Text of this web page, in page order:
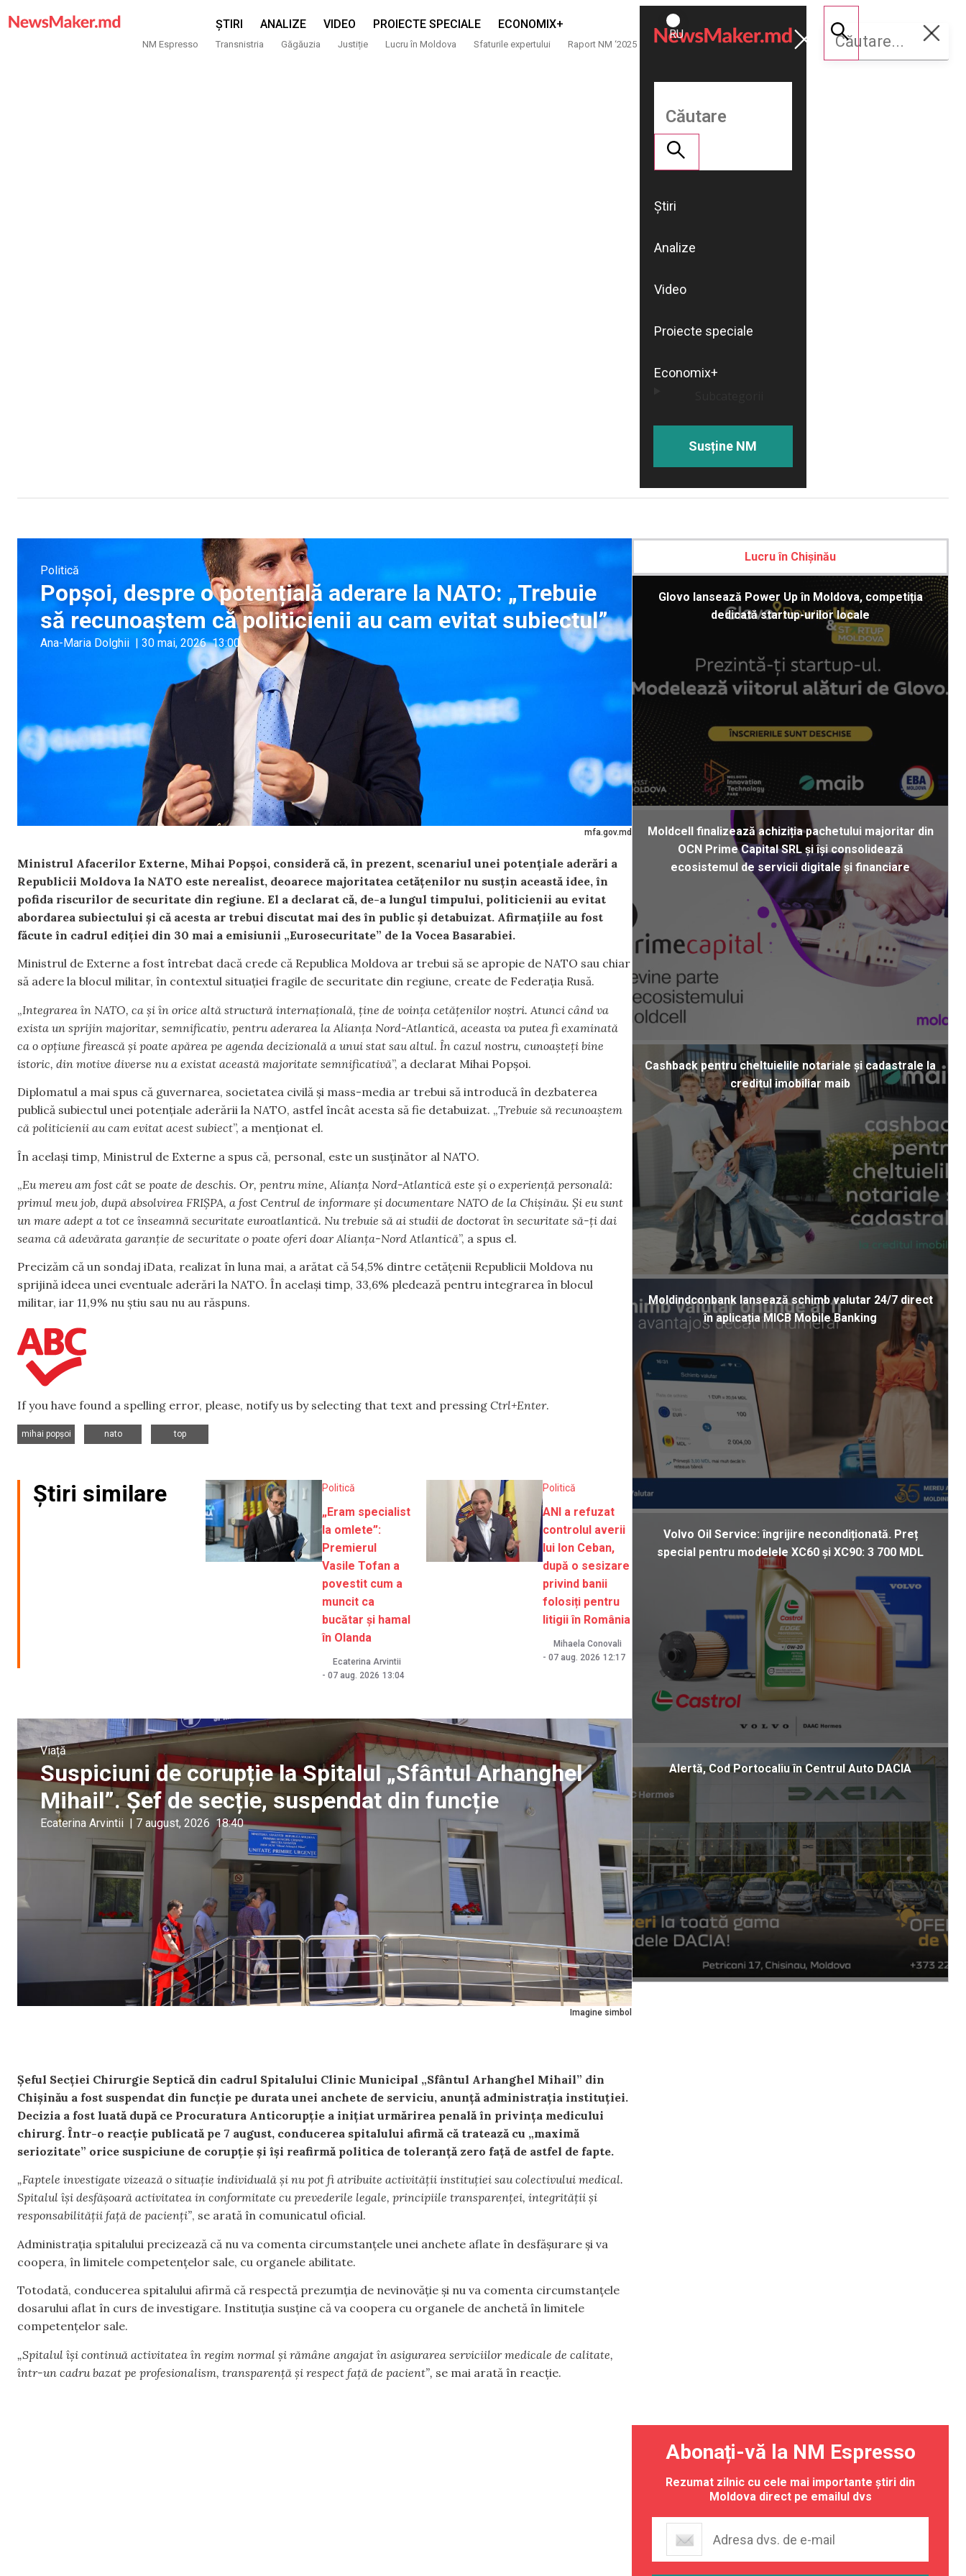
ȘTIRI ANALIZE VIDEO PROIECTE SPECIALE ECONOMIX+
NM Espresso Transnistria Găgăuzia Justiție Lucru în Moldova Sfaturile expertului Raport NM ‘2025
ROMÂNĂ
RU
Susține
NM
Știri
Analize
Video
Proiecte speciale
Economix+
Susține NM
mfa.gov.md
Politică
Popșoi, despre o potențială aderare la NATO: „Trebuie
să recunoaștem că politicienii au cam evitat subiectul”
Ana-Maria Dolghii | 30 mai, 2026 13:00
Ministrul Afacerilor Externe, Mihai Popșoi, consideră că, în prezent, scenariul unei potențiale aderări a
Republicii Moldova la NATO este nerealist, deoarece majoritatea cetățenilor nu susțin această idee, în
pofida riscurilor de securitate din regiune. El a declarat că, de-a lungul timpului, politicienii au evitat
abordarea subiectului și că acesta ar trebui discutat mai des în public și detabuizat. Afirmațiile au fost
făcute în cadrul ediției din 30 mai a emisiunii „Eurosecuritate” de la Vocea Basarabiei.
Ministrul de Externe a fost întrebat dacă crede că Republica Moldova ar trebui să se apropie de NATO sau chiar
să adere la blocul militar, în contextul situației fragile de securitate din regiune, create de Federația Rusă.
„Integrarea în NATO, ca și în orice altă structură internațională, ține de voința cetățenilor noștri. Atunci când va
exista un sprijin majoritar, semnificativ, pentru aderarea la Alianța Nord-Atlantică, aceasta va putea fi examinată
ca o opțiune firească și poate apărea pe agenda decizională a unui stat sau altul. În cazul nostru, cunoașteți bine
istoric, din motive diverse nu a existat această majoritate semnificativă”, a declarat Mihai Popșoi.
Diplomatul a mai spus că guvernarea, societatea civilă și mass-media ar trebui să introducă în dezbaterea
publică subiectul unei potențiale aderării la NATO, astfel încât acesta să fie detabuizat. „Trebuie să recunoaștem
că politicienii au cam evitat acest subiect”, a menționat el.
În același timp, Ministrul de Externe a spus că, personal, este un susținător al NATO.
„Eu mereu am fost cât se poate de deschis. Or, pentru mine, Alianța Nord-Atlantică este și o experiență personală:
primul meu job, după absolvirea FRIȘPA, a fost Centrul de informare și documentare NATO de la Chișinău. Și eu sunt
un mare adept a tot ce înseamnă securitate euroatlantică. Nu trebuie să ai studii de doctorat în securitate să-ți dai
seama că adevărata garanție de securitate o poate oferi doar Alianța-Nord Atlantică”, a spus el.
Precizăm că un sondaj iData, realizat în luna mai, a arătat că 54,5% dintre cetățenii Republicii Moldova nu
sprijină ideea unei eventuale aderări la NATO. În același timp, 33,6% pledează pentru integrarea în blocul
militar, iar 11,9% nu știu sau nu au răspuns.
If you have found a spelling error, please, notify us by selecting that text and pressing Ctrl+Enter.
mihai popșoi
nato
top
Știri similare Politică
„Eram specialist
la omlete”:
Premierul
Vasile Tofan a
povestit cum a
muncit ca
bucătar și hamal
în Olanda
Ecaterina Arvintii
- 07 aug. 2026 13:04
Politică
ANI a refuzat
controlul averii
lui Ion Ceban,
după o sesizare
privind banii
folosiți pentru
litigii în România
Mihaela Conovali
- 07 aug. 2026 12:17
Imagine simbol
Viață
Suspiciuni de corupție la Spitalul „Sfântul Arhanghel
Mihail”. Șef de secție, suspendat din funcție
Ecaterina Arvintii | 7 august, 2026 18:40
Șeful Secției Chirurgie Septică din cadrul Spitalului Clinic Municipal „Sfântul Arhanghel Mihail” din
Chișinău a fost suspendat din funcție pe durata unei anchete de serviciu, anunță administrația instituției.
Decizia a fost luată după ce Procuratura Anticorupție a inițiat urmărirea penală în privința medicului
chirurg. Într-o reacție publicată pe 7 august, conducerea spitalului afirmă că tratează cu „maximă
seriozitate” orice suspiciune de corupție și își reafirmă politica de toleranță zero față de astfel de fapte.
„Faptele investigate vizează o situație individuală și nu pot fi atribuite activității instituției sau colectivului medical.
Spitalul își desfășoară activitatea in conformitate cu prevederile legale, principiile transparenței, integrității și
responsabilității față de pacienți”, se arată în comunicatul oficial.
Administrația spitalului precizează că nu va comenta circumstanțele unei anchete aflate în desfășurare și va
coopera, în limitele competențelor sale, cu organele abilitate.
Totodată, conducerea spitalului afirmă că respectă prezumția de nevinovăție și nu va comenta circumstanțele
dosarului aflat în curs de investigare. Instituția susține că va coopera cu organele de anchetă în limitele
competențelor sale.
„Spitalul își continuă activitatea în regim normal și rămâne angajat în asigurarea serviciilor medicale de calitate,
într-un cadru bazat pe profesionalism, transparență și respect față de pacient”, se mai arată în reacție.
Lucru în Chișinău
Glovo lansează Power Up în Moldova, competiția
dedicată startup-urilor locale
Moldcell finalizează achiziția pachetului majoritar din
OCN Prime Capital SRL și își consolidează
ecosistemul de servicii digitale și financiare
Cashback pentru cheltuielile notariale și cadastrale la
creditul imobiliar maib
Moldindconbank lansează schimb valutar 24/7 direct
în aplicația MICB Mobile Banking
Volvo Oil Service: îngrijire necondiționată. Preț
special pentru modelele XC60 și XC90: 3 700 MDL
Alertă, Cod Portocaliu în Centrul Auto DACIA
Abonați-vă la NM Espresso
Rezumat zilnic cu cele mai importante știri din
Moldova direct pe emailul dvs